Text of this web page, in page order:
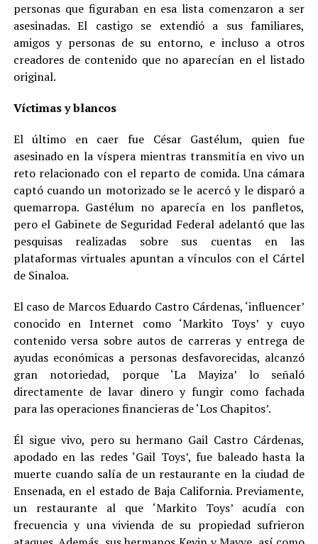
personas que figuraban en esa lista comenzaron a ser
asesinadas. El castigo se extendió a sus familiares,
amigos y personas de su entorno, e incluso a otros
creadores de contenido que no aparecían en el listado
original.
Víctimas y blancos
El último en caer fue César Gastélum, quien fue
asesinado en la víspera mientras transmitía en vivo un
reto relacionado con el reparto de comida. Una cámara
captó cuando un motorizado se le acercó y le disparó a
quemarropa. Gastélum no aparecía en los panfletos,
pero el Gabinete de Seguridad Federal adelantó que las
pesquisas realizadas sobre sus cuentas en las
plataformas virtuales apuntan a vínculos con el Cártel
de Sinaloa.
El caso de Marcos Eduardo Castro Cárdenas, ‘influencer’
conocido en Internet como ‘Markito Toys’ y cuyo
contenido versa sobre autos de carreras y entrega de
ayudas económicas a personas desfavorecidas, alcanzó
gran notoriedad, porque ‘La Mayiza’ lo señaló
directamente de lavar dinero y fungir como fachada
para las operaciones financieras de ‘Los Chapitos’.
Él sigue vivo, pero su hermano Gail Castro Cárdenas,
apodado en las redes ‘Gail Toys’, fue baleado hasta la
muerte cuando salía de un restaurante en la ciudad de
Ensenada, en el estado de Baja California. Previamente,
un restaurante al que ‘Markito Toys’ acudía con
frecuencia y una vivienda de su propiedad sufrieron